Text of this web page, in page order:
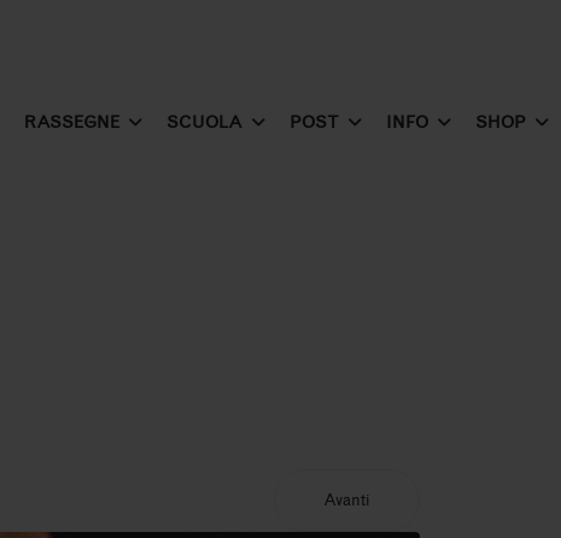
RASSEGNE SCUOLA POST INFO SHOP
Avanti